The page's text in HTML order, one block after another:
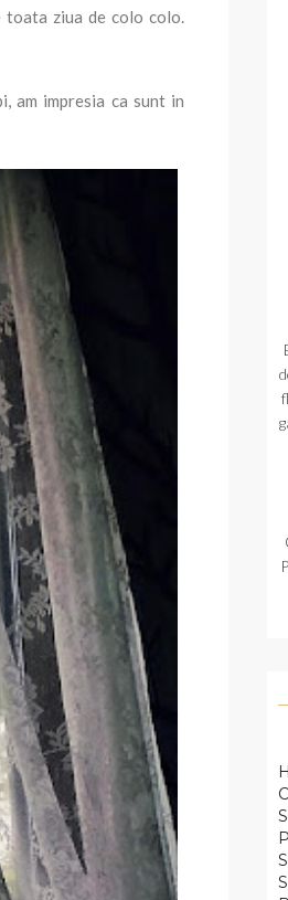
toata ziua de colo colo.
am impresia ca sunt in